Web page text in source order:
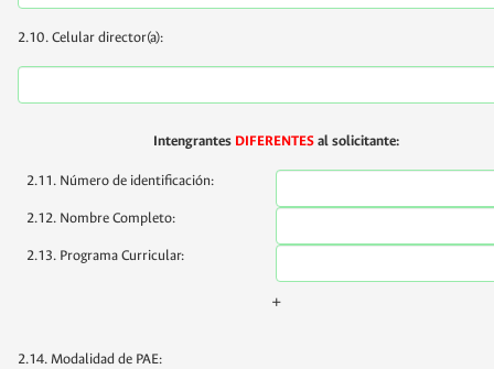
2.10. Celular director(a):
Intengrantes DIFERENTESal solicitante:
2.11. Número de identificación:
2.12. Nombre Completo:
2.13. Programa Curricular:
+
2.14. Modalidad de PAE: